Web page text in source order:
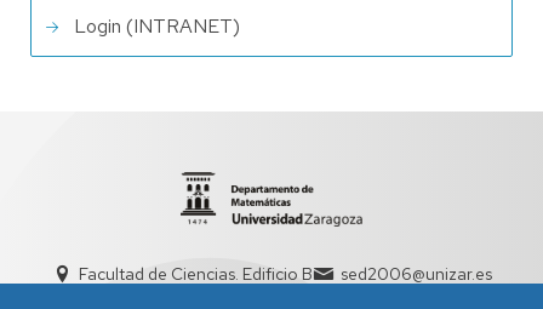
Login (INTRANET)
Facultad de Ciencias. Edificio B
sed2006@unizar.es